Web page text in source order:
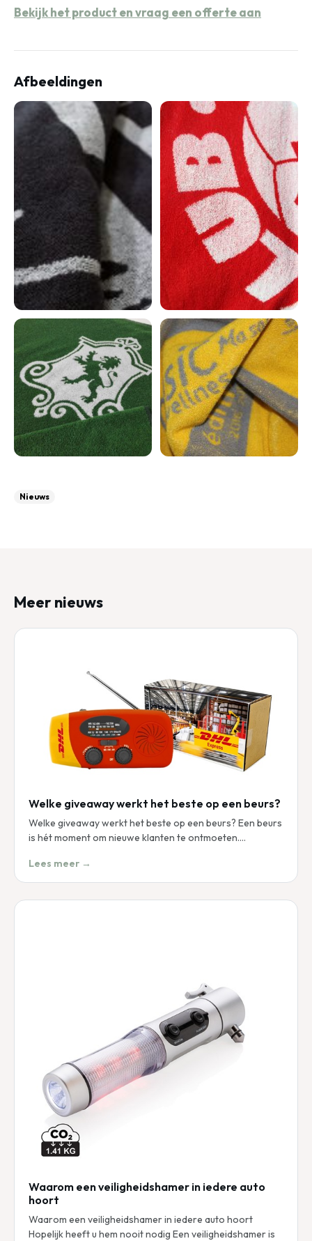
Bekijk het product en vraag een offerte aan
Afbeeldingen
Nieuws
Meer nieuws
Welke giveaway werkt het beste op een beurs?
Welke giveaway werkt het beste op een beurs? Een beurs
is hét moment om nieuwe klanten te ontmoeten.…
Lees meer →
Waarom een veiligheidshamer in iedere auto
hoort
Waarom een veiligheidshamer in iedere auto hoort
Hopelijk heeft u hem nooit nodig Een veiligheidshamer is